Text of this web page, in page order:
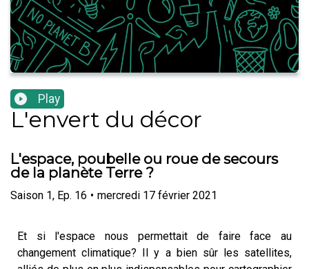
Play
L'envert du décor
L'espace, poubelle ou roue de secours
de la planète Terre ?
Saison 1, Ep. 16 • mercredi 17 février 2021
Et si l'espace nous permettait de faire face au
changement climatique? Il y a bien sûr les satellites,